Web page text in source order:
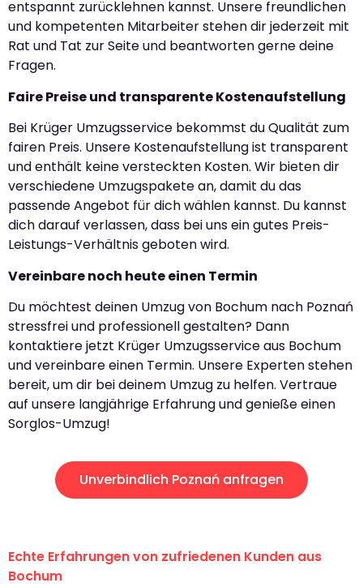
entspannt zurücklehnen kannst. Unsere freundlichen
und kompetenten Mitarbeiter stehen dir jederzeit mit
Rat und Tat zur Seite und beantworten gerne deine
Fragen.
Faire Preise und transparente Kostenaufstellung
Bei Krüger Umzugsservice bekommst du Qualität zum
fairen Preis. Unsere Kostenaufstellung ist transparent
und enthält keine versteckten Kosten. Wir bieten dir
verschiedene Umzugspakete an, damit du das
passende Angebot für dich wählen kannst. Du kannst
dich darauf verlassen, dass bei uns ein gutes Preis-
Leistungs-Verhältnis geboten wird.
Vereinbare noch heute einen Termin
Du möchtest deinen Umzug von Bochum nach Poznań
stressfrei und professionell gestalten? Dann
kontaktiere jetzt Krüger Umzugsservice aus Bochum
und vereinbare einen Termin. Unsere Experten stehen
bereit, um dir bei deinem Umzug zu helfen. Vertraue
auf unsere langjährige Erfahrung und genieße einen
Sorglos-Umzug!
Unverbindlich Poznań anfragen
Echte Erfahrungen von zufriedenen Kunden aus
Bochum